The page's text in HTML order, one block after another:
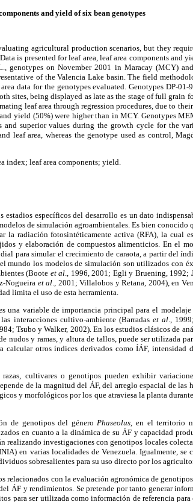
and yield of six bean genotypes
agricultural production scenarios, but they
is presented for leaf area, leaf area components and
genotypes on November 2001 in Maracay (MCY)
of the Valencia Lake basin. The field
data for the genotypes evaluated. Genotypes DP-01-
sites, being displayed as late as the stage of full grain
leaf area through regression procedures, due to
yield (50%) were higher than in MCY. Genotypes
superior values during the growth cycle for the
leaf area, whereas the genotype used as control,
index; leaf area components; yield.
específicos del desarrollo es un dato
de simulación agroambientales. Es bien conocido
la radiación fotosintéticamente activa (RFA), la cual
y elaboración de compuestos alimenticios. En el
para simular el crecimiento de caraota, a partir del
mundo los modelos de simulación son utilizados con
(Boote et al., 1996, 2001; Egli y Bruening, 1992;
Nogueira et al., 2001; Villalobos y Retana, 2004), en
limita el uso de esta herramienta.
una variable de importancia principal para el modelaje
interacciones cultivo-ambiente (Barradas et al.,
Tsubo y Walker, 2002). En los estudios clásicos de
nudos y ramas, y altura de tallos, puede ser utilizada
otros índices derivados como ÍÁF, intensidad
cultivares o genotipos pueden exhibir
de la magnitud del ÁF, del arreglo espacial de las
y morfológicos por los que atraviesa la planta
de genotipos del género Phaseolus , en el territorio
en cuanto a la dinámica de su ÁF y capacidad
realizando investigaciones con genotipos locales
en varias localidades de Venezuela. Igualmente, se
sobresalientes para su uso directo por los
relacionados con la evaluación agronómica de
ÁF y rendimientos. Se pretende por tanto generar
para ser utilizada como información de referencia para